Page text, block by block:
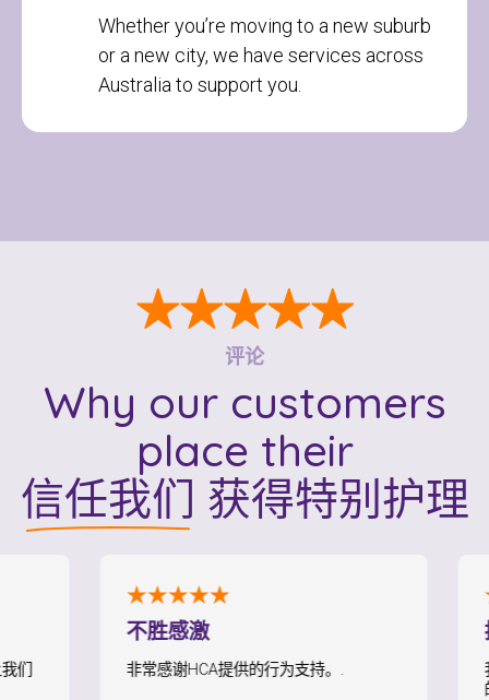
Whether you’re moving to a new suburb
or a new city, we have services across
Australia to support you.
★★★★★
评论
Why our customers
place their
信任我们 获得特别护理
★★★★★
不胜感激
非常感谢HCA提供的行为支持。.
持
我一
的工